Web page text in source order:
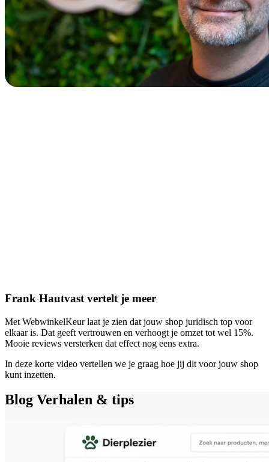
Frank Hautvast vertelt je meer
Met WebwinkelKeur laat je zien dat jouw shop juridisch top voor
elkaar is. Dat geeft vertrouwen en verhoogt je omzet tot wel 15%.
Mooie reviews versterken dat effect nog eens extra.
In deze korte video vertellen we je graag hoe jij dit voor jouw shop
kunt inzetten.
Blog Verhalen & tips